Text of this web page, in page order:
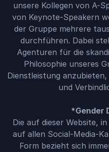
unsere Kollegen von A-
von Keynote-Speakern
der Gruppe mehrere
durchführen. Dabei
Agenturen für die
Philosophie unseres
Dienstleistung
und
*Gender
Die auf dieser Website,
auf allen Social-Media-
Form bezieht sich